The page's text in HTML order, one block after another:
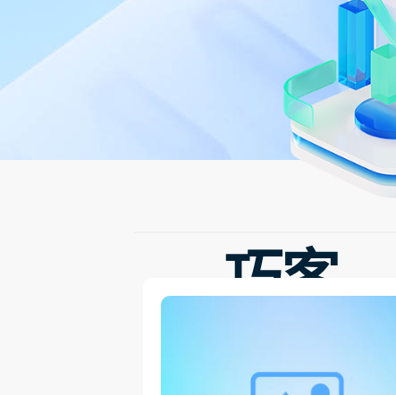
巧客
巧客CRM是中崛
企业先进管理理